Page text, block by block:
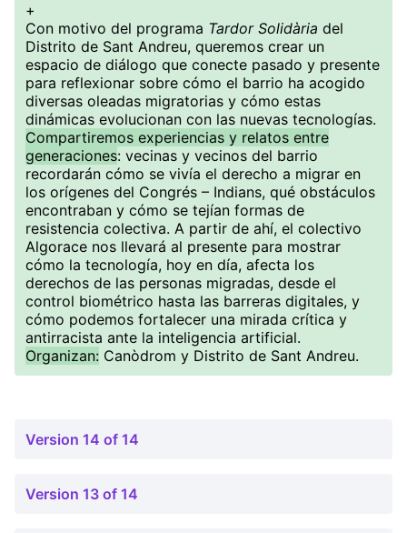
+
Con motivo del programa Tardor Solidària del
Distrito de Sant Andreu, queremos crear un
espacio de diálogo que conecte pasado y presente
para reflexionar sobre cómo el barrio ha acogido
diversas oleadas migratorias y cómo estas
dinámicas evolucionan con las nuevas tecnologías.
Compartiremos experiencias y relatos entre
generaciones: vecinas y vecinos del barrio
recordarán cómo se vivía el derecho a migrar en
los orígenes del Congrés – Indians, qué obstáculos
encontraban y cómo se tejían formas de
resistencia colectiva. A partir de ahí, el colectivo
Algorace nos llevará al presente para mostrar
cómo la tecnología, hoy en día, afecta los
derechos de las personas migradas, desde el
control biométrico hasta las barreras digitales, y
cómo podemos fortalecer una mirada crítica y
antirracista ante la inteligencia artificial.
Organizan: Canòdrom y Distrito de Sant Andreu.
Version 14 of 14
Version 13 of 14